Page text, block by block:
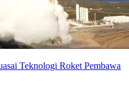
Teknologi Roket Pembawa